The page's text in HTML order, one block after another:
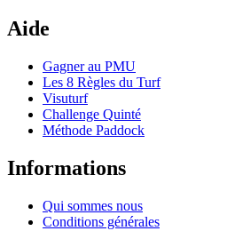
Aide
Gagner au PMU
Les 8 Règles du Turf
Visuturf
Challenge Quinté
Méthode Paddock
Informations
Qui sommes nous
Conditions générales